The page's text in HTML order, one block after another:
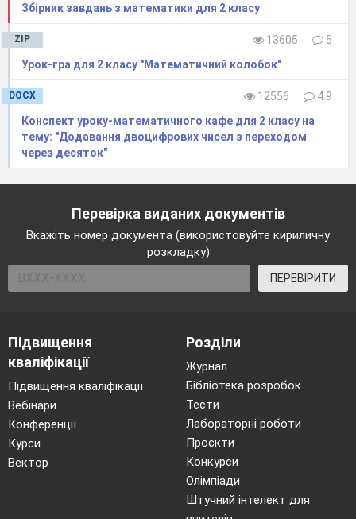
Збірник завдань з математики для 2 класу
ZIP 13605
5
Урок-гра для 2 класу "Математичний колобок"
DOCX 12556
4.9
Конспект уроку-математичного кафе для 2 класу на
тему: "Додавання двоцифрових чисел з переходом
через десяток"
Перевірка виданих документів
Вкажіть номер документа (використовуйте кириличну
розкладку)
ПЕРЕВІРИТИ
Підвищення
кваліфікації
Підвищення кваліфікації
Вебінари
Конференції
Курси
Вектор
Розділи
Журнал
Бібліотека розробок
Тести
Лабораторні роботи
Проєкти
Конкурси
Олімпіади
Штучний інтелект для